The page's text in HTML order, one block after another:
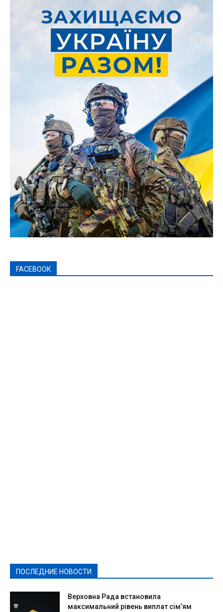
FACEBOOK
ПОСЛЕДНИЕ НОВОСТИ
Верховна Рада встановила
максимальний рівень виплат сім’ям